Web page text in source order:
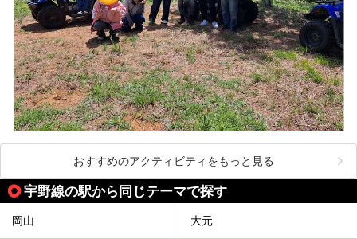
おすすめのアクティビティをもっと見る
宇野線の駅から同じテーマで探す
岡山 大元